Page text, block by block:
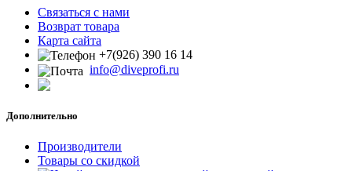
Связаться с нами
Возврат товара
Карта сайта
+7(926) 390 16 14
info@diveprofi.ru
Дополнительно
Производители
Товары со скидкой